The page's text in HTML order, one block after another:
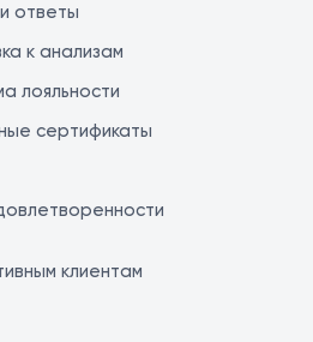
ответы
к анализам
лояльности
сертификаты
клиентам